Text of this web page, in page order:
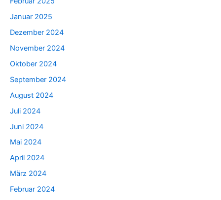
Januar 2025
Dezember 2024
November 2024
Oktober 2024
September 2024
August 2024
Juli 2024
Juni 2024
Mai 2024
April 2024
März 2024
Februar 2024